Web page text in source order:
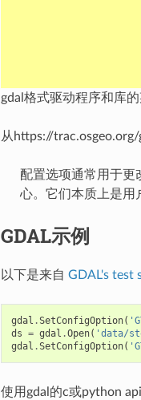
gdal格式驱动程序和库
从https://
配置选项通常用于更
心。它们本质上是用
GDAL示例
以下是来自 GDAL's test
gdal .SetConfigOption(
ds = gdal .Open( 'data/
gdal .SetConfigOption(
使用gdal的c或python